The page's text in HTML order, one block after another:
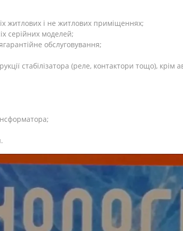
житлових і не житлових приміщеннях;
серійних моделей;
обслуговування;
стабілізатора (реле, контактори тощо),